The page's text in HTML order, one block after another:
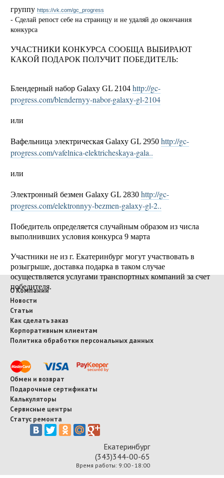
группу https://vk.com/gc_progress
- Сделай репост себе на страницу и не удаляй до окончания
конкурса
УЧАСТНИКИ КОНКУРСА СООБЩА ВЫБИРАЮТ
КАКОЙ ПОДАРОК ПОЛУЧИТ ПОБЕДИТЕЛЬ:
Блендерный набор Galaxy GL 2104 http://gc-
progress.com/blendernyy-nabor-galaxy-gl-2104
или
Вафельница электрическая Galaxy GL 2950 http://gc-
progress.com/vafelnica-elektricheskaya-gala..
или
Электронный безмен Galaxy GL 2830 http://gc-
progress.com/elektronnyy-bezmen-galaxy-gl-2..
Победитель определяется случайным образом из числа
выполнивших условия конкурса 9 марта
Участники не из г. Екатеринбург могут участвовать в
розыгрыше, доставка подарка в таком случае
осуществляется услугами транспортных компаний за счет
победителя.
О Компании
Новости
Статьи
Как сделать заказ
Корпоративным клиентам
Политика обработки персональных данных
Обмен и возврат
Подарочные сертификаты
Калькуляторы
Сервисные центры
Статус ремонта
Екатеринбург
(343)344-00-65
Время работы: 9:00 - 18:00